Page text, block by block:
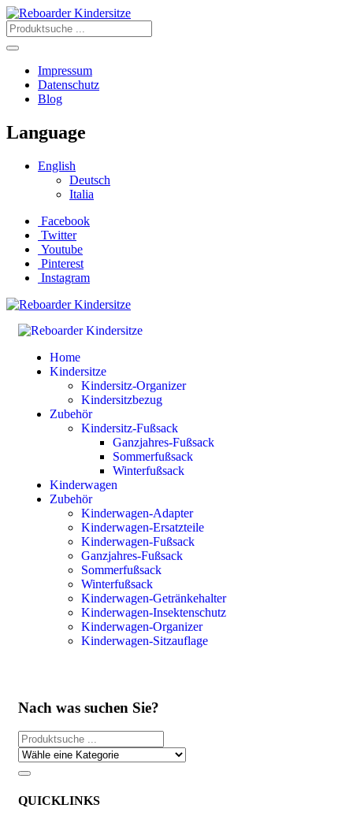
Impressum
Datenschutz
Blog
Language
English
Deutsch
Italia
Facebook
Twitter
Youtube
Pinterest
Instagram
Home
Kindersitze
Kindersitz-Organizer
Kindersitzbezug
Zubehör
Kindersitz-Fußsack
Ganzjahres-Fußsack
Sommerfußsack
Winterfußsack
Kinderwagen
Zubehör
Kinderwagen-Adapter
Kinderwagen-Ersatzteile
Kinderwagen-Fußsack
Ganzjahres-Fußsack
Sommerfußsack
Winterfußsack
Kinderwagen-Getränkehalter
Kinderwagen-Insektenschutz
Kinderwagen-Organizer
Kinderwagen-Sitzauflage
Nach was suchen Sie?
QUICKLINKS